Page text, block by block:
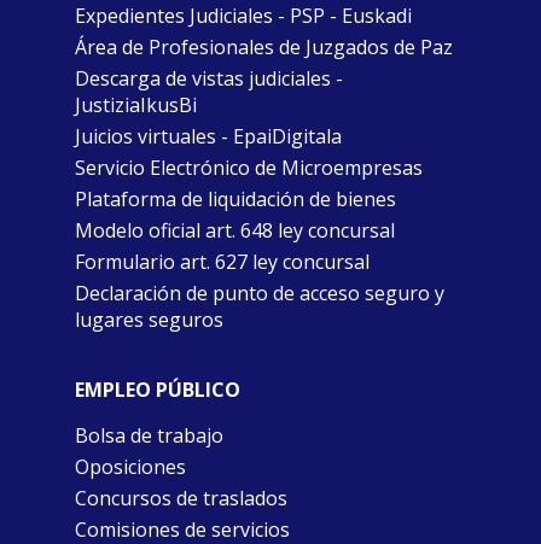
Expedientes Judiciales - PSP - Euskadi
Área de Profesionales de Juzgados de Paz
Descarga de vistas judiciales -
JustiziaIkusBi
Juicios virtuales - EpaiDigitala
Servicio Electrónico de Microempresas
Plataforma de liquidación de bienes
Modelo oficial art. 648 ley concursal
Formulario art. 627 ley concursal
Declaración de punto de acceso seguro y
lugares seguros
EMPLEO PÚBLICO
Bolsa de trabajo
Oposiciones
Concursos de traslados
Comisiones de servicios